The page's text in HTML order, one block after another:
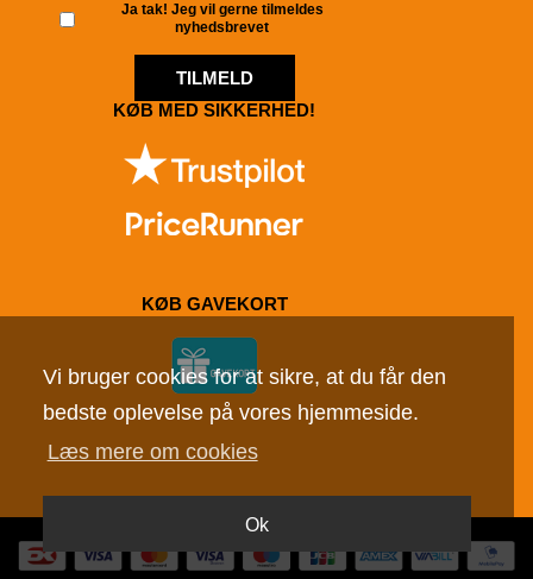
Vi bruger cookies for at sikre, at du får den
bedste oplevelse på vores hjemmeside.
Læs mere om cookies
Ok
Ja tak! Jeg vil gerne tilmeldes
nyhedsbrevet
TILMELD
KØB MED SIKKERHED!
KØB GAVEKORT